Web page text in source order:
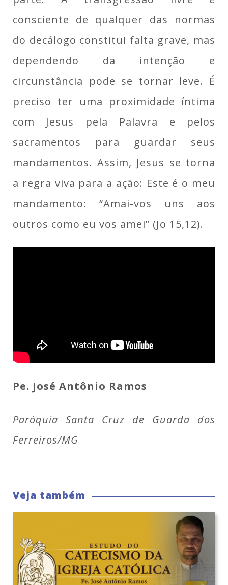
consciente de qualquer das normas
do decálogo constitui falta grave, mas
dependendo da intenção e
circunstância pode se tornar leve. É
preciso ter uma proximidade íntima
com Jesus pela Palavra e pelos
sacramentos para guardar seus
mandamentos. Assim, Jesus se torna
a regra viva para a ação: Este é o meu
mandamento: “Amai-vos uns aos
outros como eu vos amei” (Jo 15,12).
Pe. José Antônio Ramos
Paróquia Santa Cruz de Guarda dos
Ferreiros/MG
Veja também